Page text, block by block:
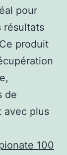
pour
résultats
produit
de
avec plus
100